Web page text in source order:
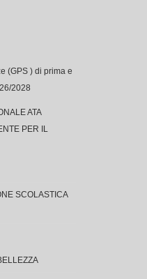
(GPS ) di prima e
2028
ATA
PER IL
SCOLASTICA